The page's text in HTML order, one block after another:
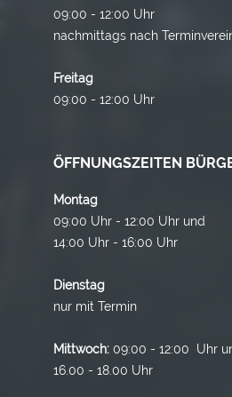
09:00 - 12:00 Uhr
nachmittags nach
Freitag
09:00 - 12:00 Uhr
ÖFFNUNGSZEITEN
Montag
09:00 Uhr - 12:00 Uhr und
14:00 Uhr - 16:00 Uhr
Dienstag
nur mit Termin
Mittwoch: 09:00 - 12:00 Uhr
16.00 - 18.00 Uhr